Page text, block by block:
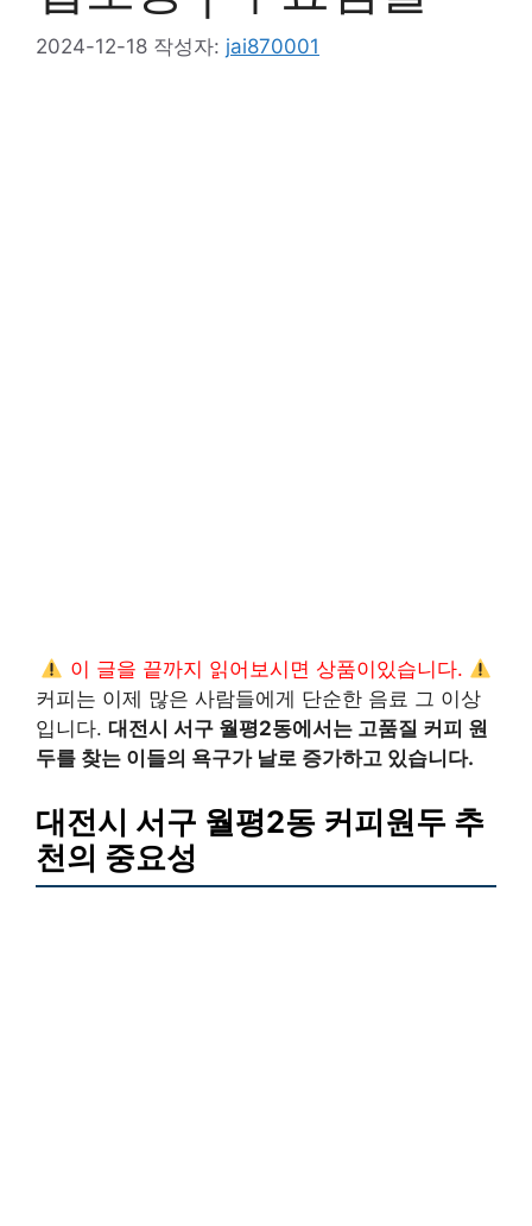
2024-12-18 작성자: jai870001
이 글을 끝까지 읽어보시면 상품이있습니다.
커피는 이제 많은 사람들에게 단순한 음료 그 이상
입니다. 대전시 서구 월평2동에서는 고품질 커피 원
두를 찾는 이들의 욕구가 날로 증가하고 있습니다.
대전시 서구 월평2동 커피원두 추
천의 중요성